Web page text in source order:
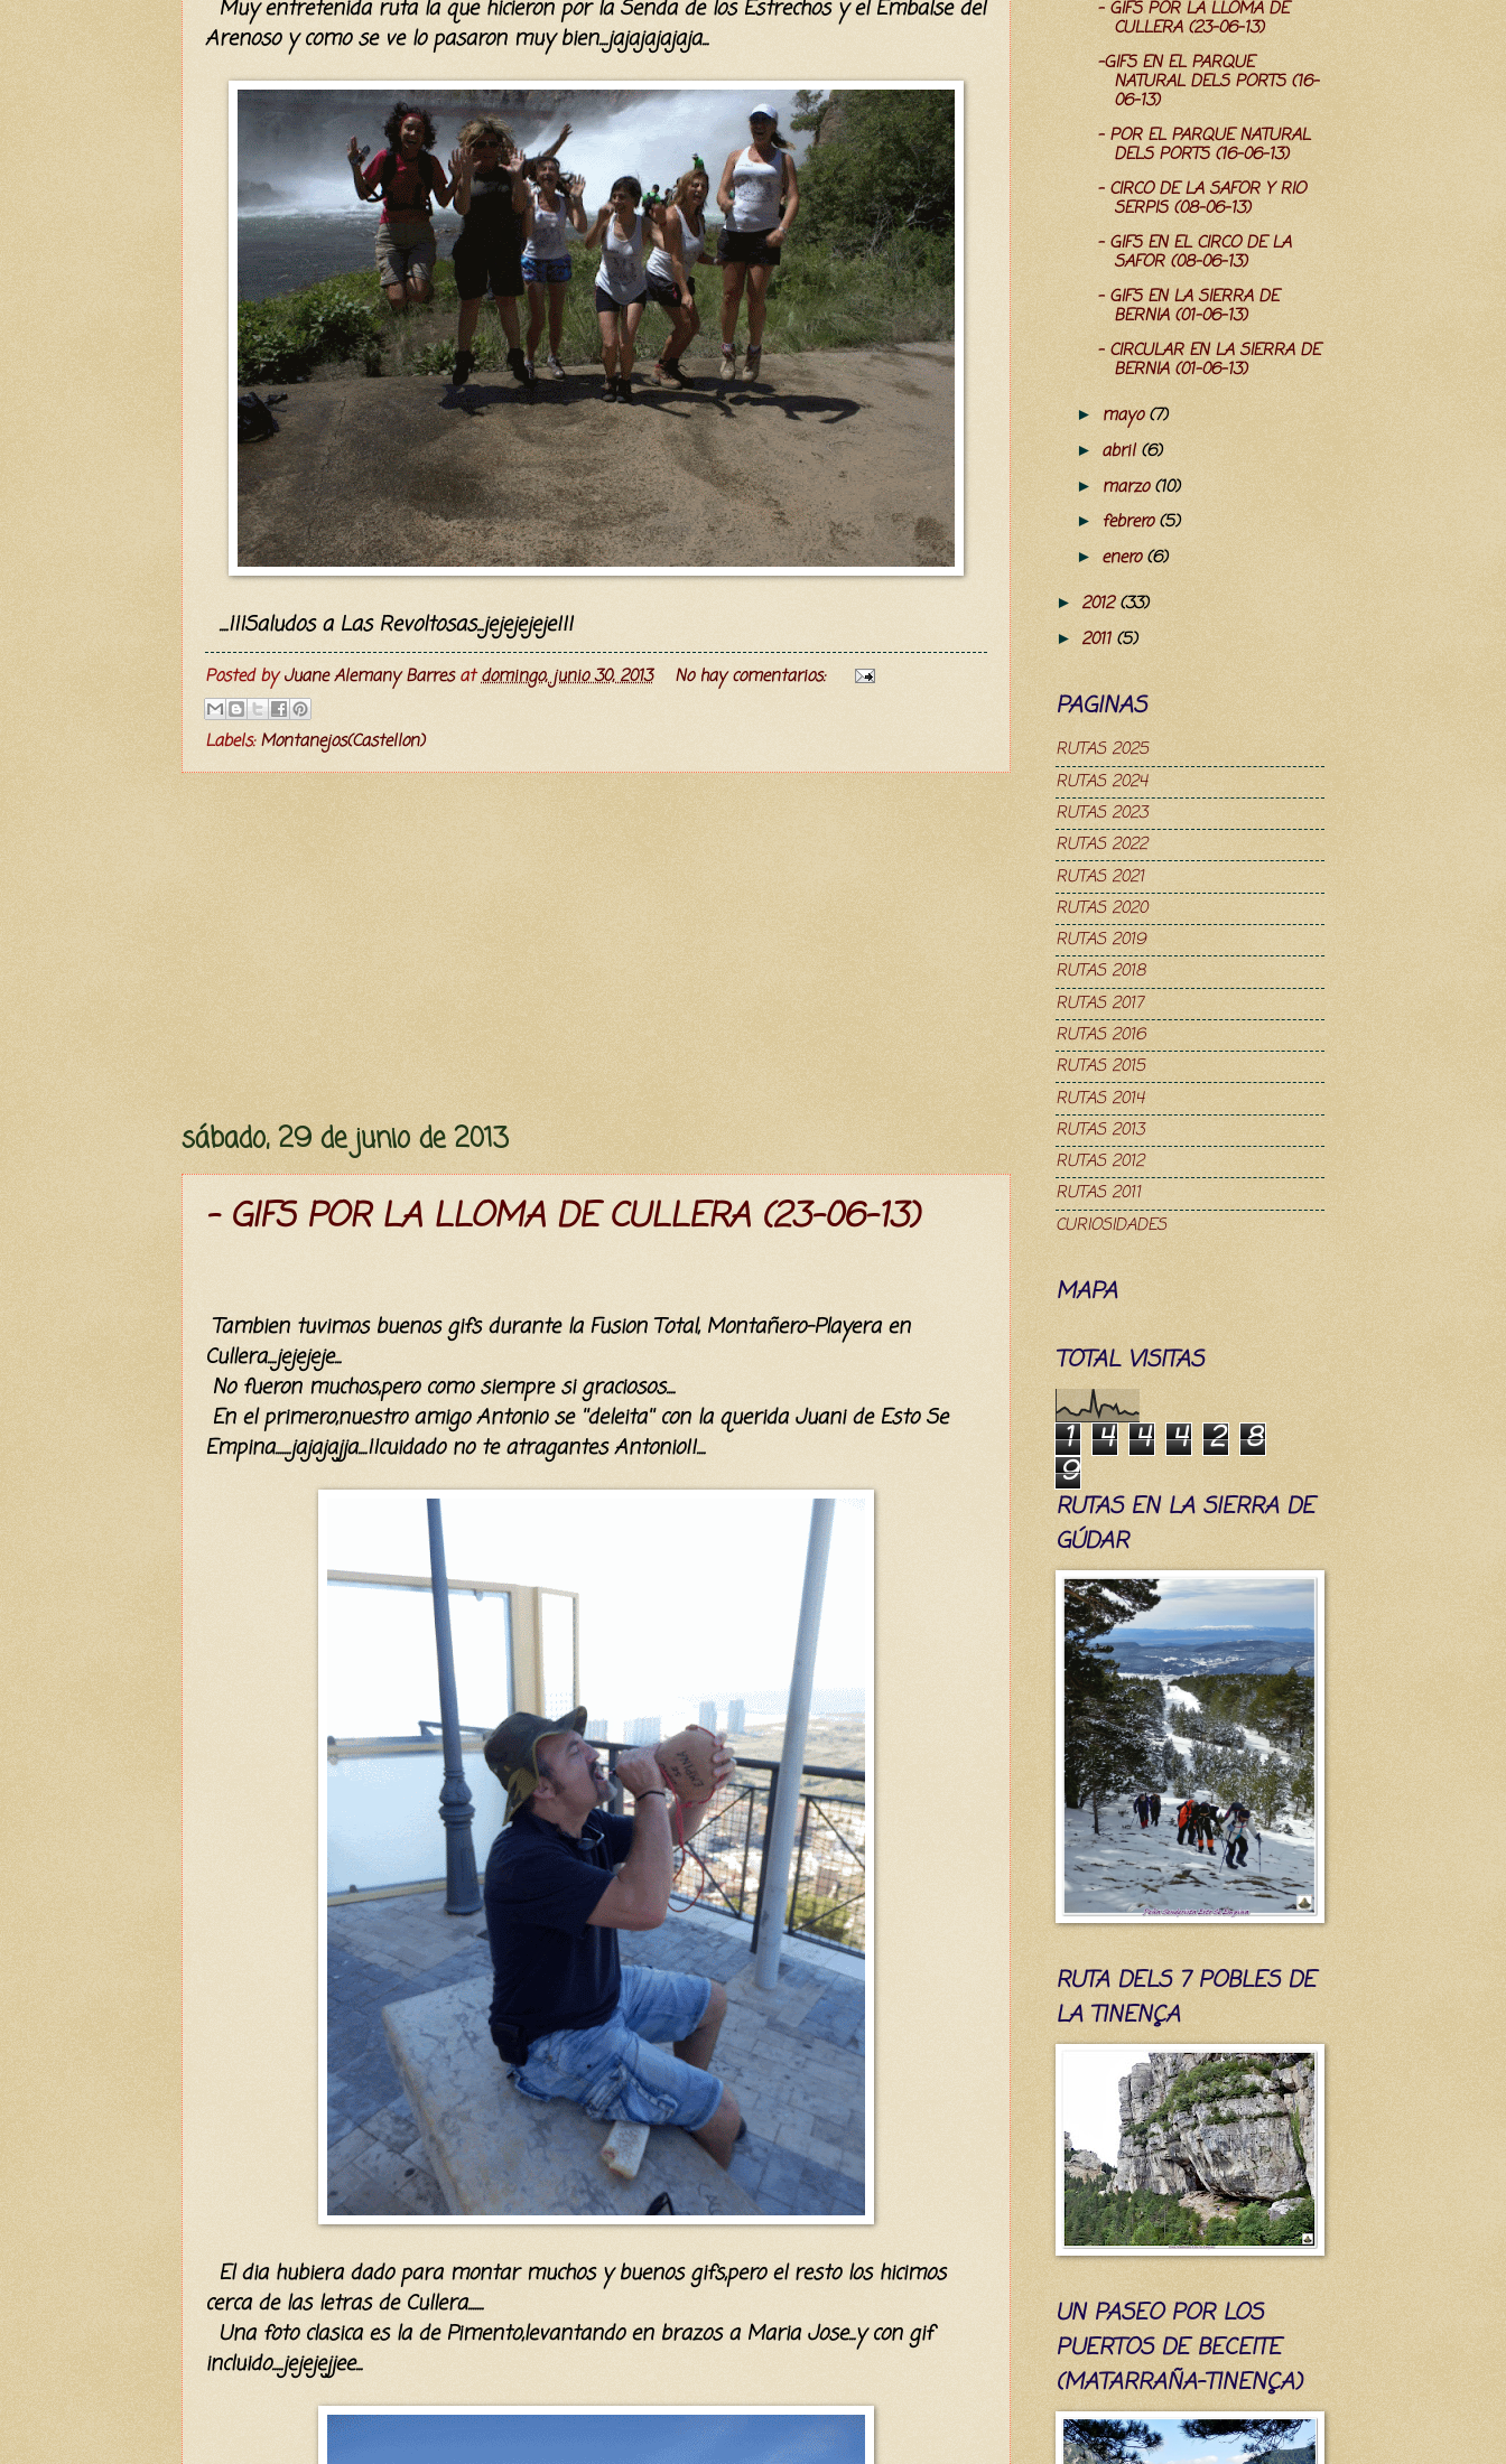
Muy entretenida ruta la que hicieron por la Senda de los Estrechos y el Embalse del
Arenosoy como se ve lo pasaron muy bien....jajajajajaja...
....¡¡¡Saludos a Las Revoltosas...jejejejeje!!!
Posted byJuane Alemany Barres atdomingo, junio 30, 2013 No hay comentarios:
Labels:Montanejos(Castellon)
sábado, 29 de junio de 2013
- GIFS POR LA LLOMA DE CULLERA (23-06-13)
Tambien tuvimos buenos gifs durante la Fusion Total, Montañero-Playera en
Cullera....jejejeje...
No fueron muchos,pero como siempre si graciosos....
En el primero,nuestro amigo Antonio se ''deleita'' con la querida Juani de Esto Se
Empina.......jajajajja....¡¡cuidado no te atragantes Antonio!!....
El dia hubiera dado para montar muchos y buenos gifs,pero el resto los hicimos
cerca de las letras de Cullera.......
Una foto clasica es la de Pimento,levantando en brazos a Maria Jose...y con gif
incluido.....jejejejjee...
- GIFS POR LA LLOMA DE
CULLERA (23-06-13)
-GIFS EN EL PARQUE
NATURAL DELS PORTS (16-
06-13)
- POR EL PARQUE NATURAL
DELS PORTS (16-06-13)
- CIRCO DE LA SAFOR Y RIO
SERPIS (08-06-13)
- GIFS EN EL CIRCO DE LA
SAFOR (08-06-13)
- GIFS EN LA SIERRA DE
BERNIA (01-06-13)
- CIRCULAR EN LA SIERRA DE
BERNIA (01-06-13)
► mayo(7)
► abril(6)
► marzo(10)
► febrero(5)
► enero(6)
► 2012(33)
► 2011 (5)
PAGINAS
RUTAS 2025
RUTAS 2024
RUTAS 2023
RUTAS 2022
RUTAS 2021
RUTAS 2020
RUTAS 2019
RUTAS 2018
RUTAS 2017
RUTAS 2016
RUTAS 2015
RUTAS 2014
RUTAS 2013
RUTAS 2012
RUTAS 2011
CURIOSIDADES
MAPA
TOTAL VISITAS
1 4 4 4 2 8
9
RUTAS EN LA SIERRA DE
GÚDAR
RUTA DELS 7 POBLES DE
LA TINENÇA
UN PASEO POR LOS
PUERTOS DE BECEITE
(MATARRAÑA-TINENÇA)